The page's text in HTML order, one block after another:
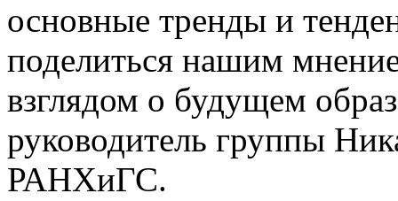
основные тренды и
поделиться нашим
взглядом о будущем
руководитель группы
РАНХиГС.